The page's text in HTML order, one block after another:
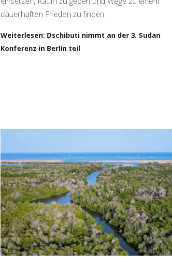
dauerhaften Frieden zu finden.
Weiterlesen: Dschibuti nimmt an der 3. Sudan
Konferenz in Berlin teil